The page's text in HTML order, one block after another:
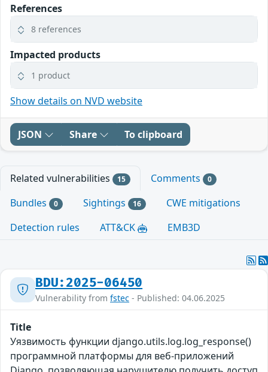
References
8 references
Impacted products
1 product
Show details on NVD website
JSON Share To clipboard
Related vulnerabilities 15 Comments 0
Bundles 0 Sightings 16
CWE mitigations
Detection rules
ATT&CK EMB3D
BDU:2025-06450
Vulnerability from fstec - Published: 04.06.2025
Title
Уязвимость функции django.utils.log.log_response()
программной платформы для веб-приложений